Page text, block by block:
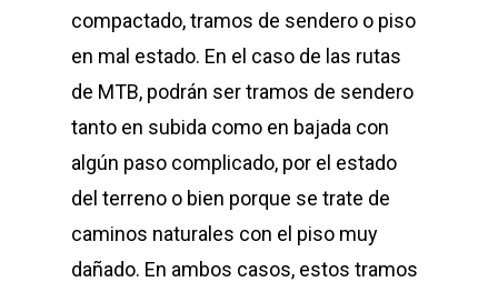
compactado, tramos de sendero o piso
en mal estado. En el caso de las rutas
de MTB, podrán ser tramos de sendero
tanto en subida como en bajada con
algún paso complicado, por el estado
del terreno o bien porque se trate de
caminos naturales con el piso muy
dañado. En ambos casos, estos tramos